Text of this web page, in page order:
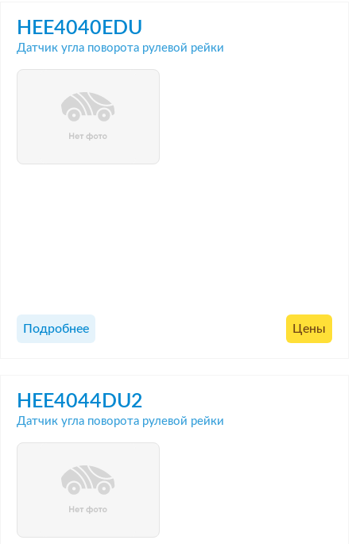
HEE4040EDU
Датчик угла поворота рулевой рейки
Подробнее Цены
HEE4044DU2
Датчик угла поворота рулевой рейки